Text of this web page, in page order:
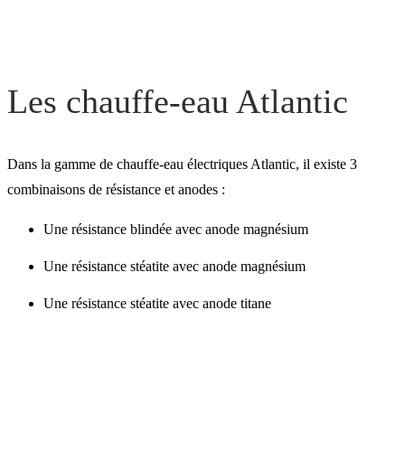
Les chauffe-eau Atlantic
Dans la gamme de chauffe-eau électriques Atlantic, il existe 3
combinaisons de résistance et anodes :
Une résistance blindée avec anode magnésium
Une résistance stéatite avec anode magnésium
Une résistance stéatite avec anode titane